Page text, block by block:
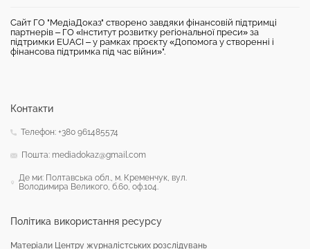
Сайт ГО "МедіаДоказ" створено завдяки фінансовій підтримці
партнерів – ГО «Інститут розвитку регіональної преси» за
підтримки EUACI – у рамках проєкту «Допомога у створенні і
фінансова підтримка під час війни»".
Політика використання ресурсу
Матеріали Центру журналістських розслідувань
Контакти
Телефон: +380 961485574
Пошта: mediadokaz@gmail.com
Де ми: Полтавська обл., м. Кременчук, вул.
Володимира Великого, б.60, оф.104.